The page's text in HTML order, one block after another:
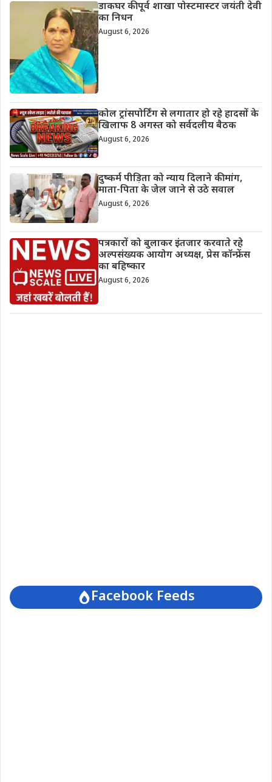
डाकघर की पूर्व शाखा पोस्टमास्टर जयंती देवी
का निधन
August 6, 2026
कोल ट्रांसपोर्टिंग से लगातार हो रहे हादसों के
खिलाफ 8 अगस्त को सर्वदलीय बैठक
August 6, 2026
दुष्कर्म पीड़िता को न्याय दिलाने की मांग,
माता-पिता के जेल जाने से उठे सवाल
August 6, 2026
पत्रकारों को बुलाकर इंतजार करवाते रहे
अल्पसंख्यक आयोग अध्यक्ष, प्रेस कॉन्फ्रेंस
का बहिष्कार
August 6, 2026
Facebook Feeds